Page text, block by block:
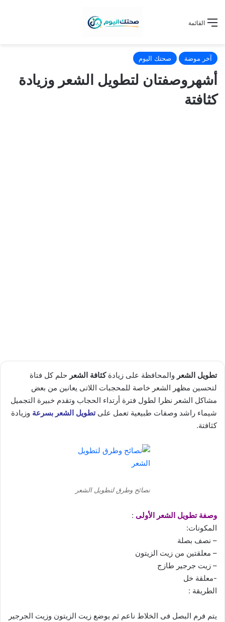
القائمة
آخر موضة صحتك اليوم
أشهروصفتان لتطويل الشعر وزيادة
كثافتة
تطويل الشعر والمحافظة على زيادة كثافة الشعر حلم كل فتاة
لتحسين مظهر الشعر خاصة للمحجبات اللاتى يعانين من بعض
مشاكل الشعر نظرا لطول فترة أرتداء الحجاب وتقدم خبيرة التجميل
شيماء راشد وصفات طبيعية تعمل على تطويل الشعر بسرعة وزيادة
كثافتة.
نصائح وطرق لتطويل الشعر
وصفة تطويل الشعر الأولى :
المكونات:
– نصف بصلة
– معلقتين من زيت الزيتون
– زيت جرجير طازج
-معلقة خل
الطريقة :
يتم فرم البصل فى الخلاط ناعم ثم يوضع زيت الزيتون وزيت الجرجير